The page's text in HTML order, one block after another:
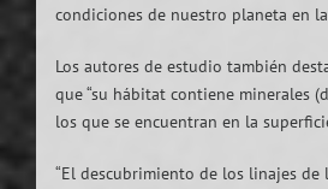
condiciones de nuestro planeta en
Los autores de estudio también
que “su hábitat contiene minerales
los que se encuentran en la
“El descubrimiento de los linajes de